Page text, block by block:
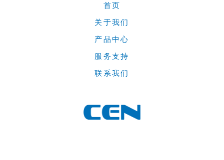
首页
关于我们
产品中心
服务支持
联系我们